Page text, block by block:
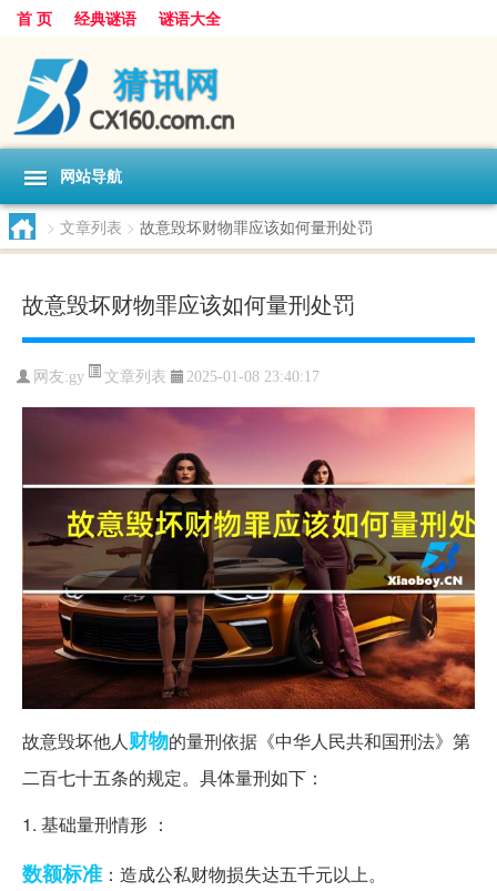
首 页 经典谜语 谜语大全
网站导航
> 文章列表 > 故意毁坏财物罪应该如何量刑处罚
故意毁坏财物罪应该如何量刑处罚
网友:gy 文章列表 2025-01-08 23:40:17
故意毁坏他人财物的量刑依据《中华人民共和国刑法》第
二百七十五条的规定。具体量刑如下：
1. 基础量刑情形 ：
数额标准：造成公私财物损失达五千元以上。